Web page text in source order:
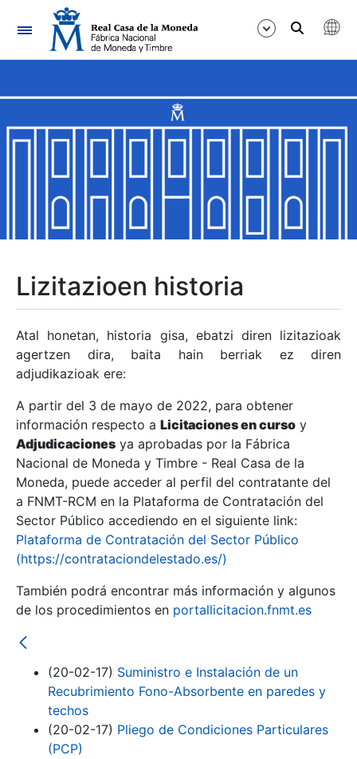
Nabigazioa
Erakutsi/Ezkutatu
Erakutsi/Ezkutatu
Erakutsi/Ezkutatu
Erakutsi/Ezkutatu
Erakutsi/Ezkutatu
Erakutsi/Ezkutatu
Erakutsi/Ezkutatu
Erakutsi/Ezkutatu
Lizitazioen historia
Atal honetan, historia gisa, ebatzi diren lizitazioak
agertzen dira, baita hain berriak ez diren
adjudikazioak ere:
A partir del 3 de mayo de 2022, para obtener
información respecto a Licitaciones en curso y
Adjudicaciones ya aprobadas por la Fábrica
Nacional de Moneda y Timbre - Real Casa de la
Moneda, puede acceder al perfil del contratante del
a FNMT-RCM en la Plataforma de Contratación del
Sector Público accediendo en el siguiente link:
Plataforma de Contratación del Sector Público
(https://contrataciondelestado.es/)
También podrá encontrar más información y algunos
de los procedimientos en portallicitacion.fnmt.es
(20-02-17) Suministro e Instalación de un
Recubrimiento Fono-Absorbente en paredes y
techos
(20-02-17) Pliego de Condiciones Particulares
(PCP)